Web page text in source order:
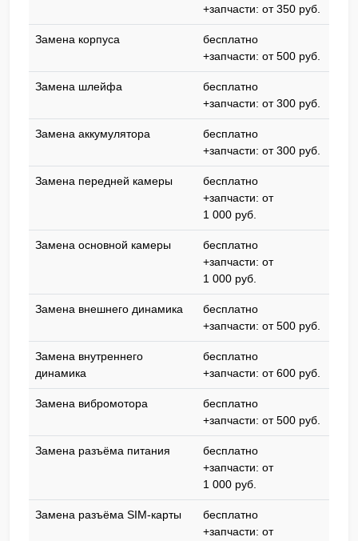
+запчасти: от 350 pyб.
Замена корпуса
бесплатно
+запчасти: от 500 pyб.
Замена шлейфа
бесплатно
+запчасти: от 300 pyб.
Замена аккумулятора
бесплатно
+запчасти: от 300 pyб.
Замена передней камеры
бесплатно
+запчасти: от
1 000 pyб.
Замена основной камеры
бесплатно
+запчасти: от
1 000 pyб.
Замена внешнего динамика
бесплатно
+запчасти: от 500 pyб.
Замена внутреннего
динамика
бесплатно
+запчасти: от 600 pyб.
Замена вибромотора
бесплатно
+запчасти: от 500 pyб.
Замена разъёма питания
бесплатно
+запчасти: от
1 000 pyб.
Замена разъёма SIM-карты
бесплатно
+запчасти: от